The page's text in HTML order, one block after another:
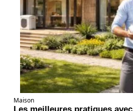
Maison
Les meilleures pratiques